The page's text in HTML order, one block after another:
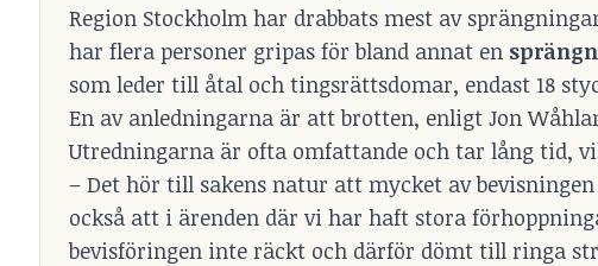
Region Stockholm har drabbats mest av
har flera personer gripas för bland annat en
som leder till åtal och tingsrättsdomar, endast 18
En av anledningarna är att brotten, enligt Jon
Utredningarna är ofta omfattande och tar lång tid,
– Det hör till sakens natur att mycket av
också att i ärenden där vi har haft stora
bevisföringen inte räckt och därför dömt till ringa